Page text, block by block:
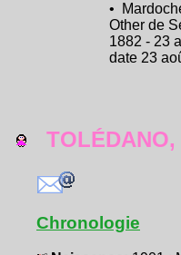
•
Other de
1882 - 23
date 23
TOLÉDANO,
Chronologie